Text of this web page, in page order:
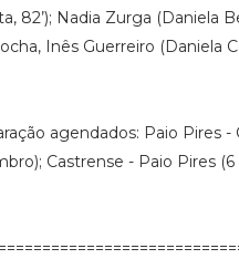
82’); Nadia Zurga (Daniela
Inês Guerreiro (Daniela
agendados: Paio Pires
Castrense - Paio Pires